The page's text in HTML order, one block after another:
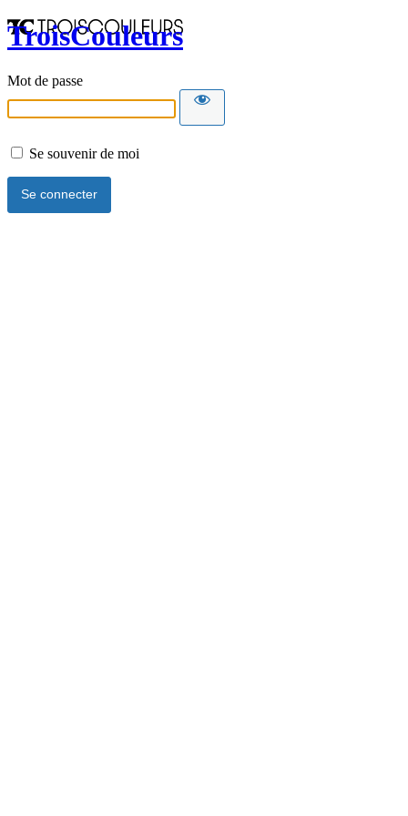
TroisCouleurs
Mot de passe
Se souvenir de moi